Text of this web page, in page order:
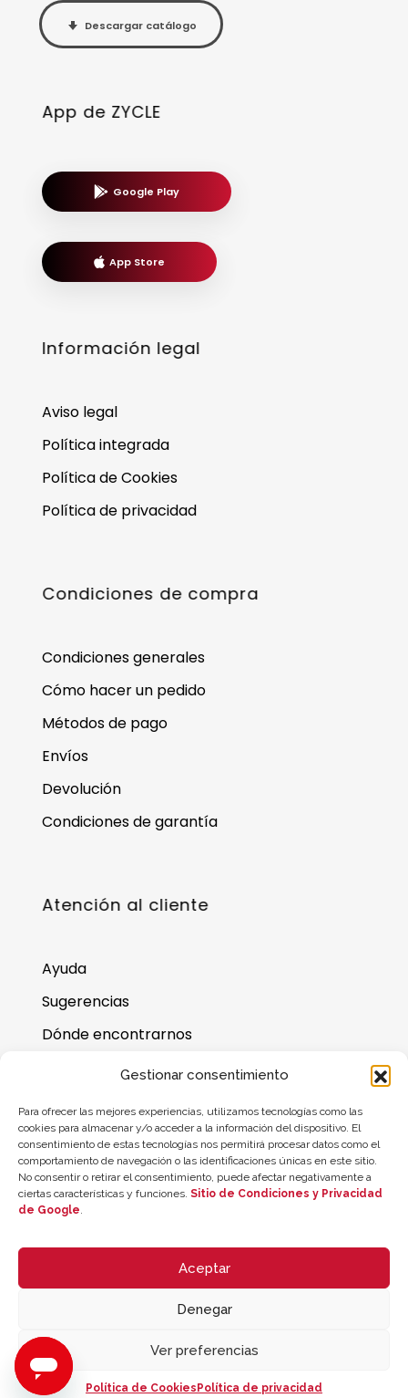
Gestionar consentimiento
Para ofrecer las mejores experiencias, utilizamos tecnologías como las
cookies para almacenar y/o acceder a la información del dispositivo. El
consentimiento de estas tecnologías nos permitirá procesar datos como el
comportamiento de navegación o las identificaciones únicas en este sitio.
No consentir o retirar el consentimiento, puede afectar negativamente a
ciertas características y funciones. Sitio de Condiciones y Privacidad
de Google.
Aceptar
Denegar
Ver preferencias
Política de Cookies Política de privacidad
Descargar catálogo
App de ZYCLE
Google Play
App Store
Información legal
Aviso legal
Política integrada
Política de Cookies
Política de privacidad
Condiciones de compra
Condiciones generales
Cómo hacer un pedido
Métodos de pago
Envíos
Devolución
Condiciones de garantía
Atención al cliente
Ayuda
Sugerencias
Dónde encontrarnos
Preguntas frecuentes
© 2026 ZYCLE OFFICIAL | The Latest Technology for your Workouts
Todos los derechos reservados